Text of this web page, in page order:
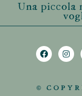
Una piccola
©